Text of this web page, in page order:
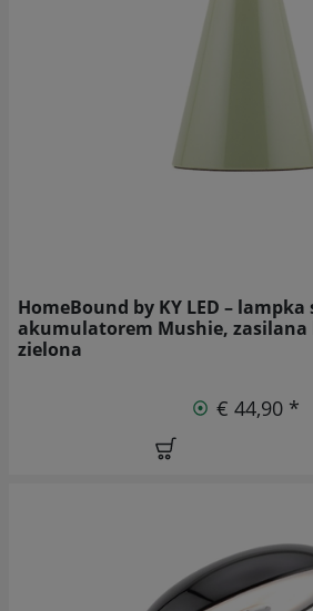
HomeBound by KY LED – lampka
akumulatorem Mushie, zasilana
zielona
€ 44,90 *